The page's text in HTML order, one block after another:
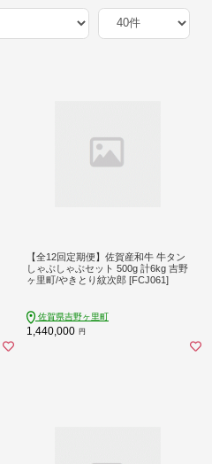
【全12回定期便】佐賀産和牛 牛タン
しゃぶしゃぶセット 500g 計6kg 吉野
ヶ里町/やきとり紋次郎 [FCJ061]
佐賀県吉野ヶ里町
1,440,000 円